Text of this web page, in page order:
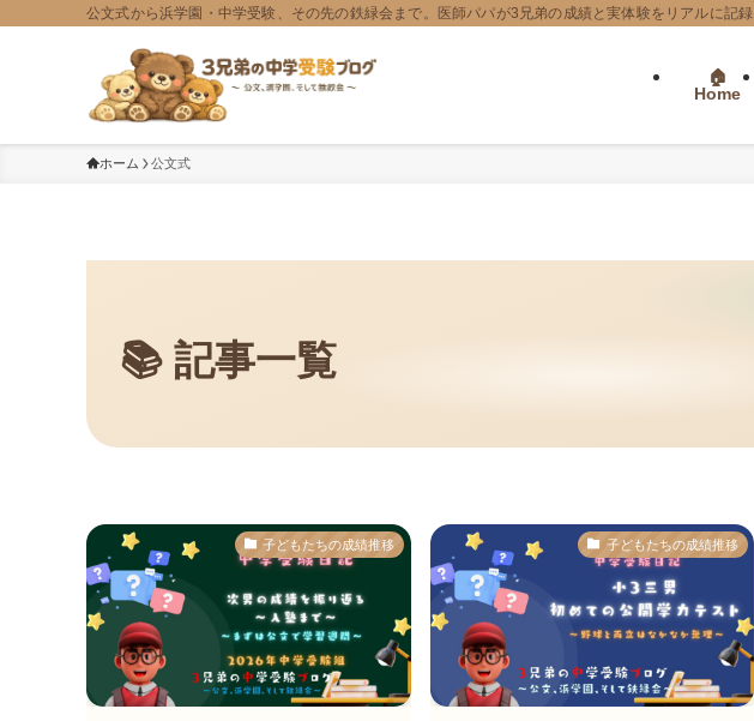
公文式から浜学園・中学受験、その先の鉄緑会まで。医師パパが3兄弟の成績と実体験をリアルに記録
Home
ホーム 公文式
子どもたちの成績推移 子どもたちの成績推移